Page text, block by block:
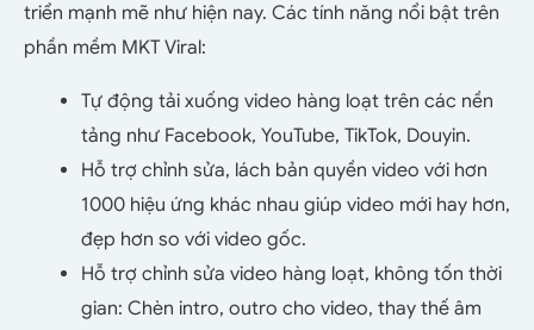
triển mạnh mẽ như hiện nay. Các tính năng nổi bật trên
phần mềm MKT Viral:
Tự động tải xuống video hàng loạt trên các nền
tảng như Facebook, YouTube, TikTok, Douyin.
Hỗ trợ chỉnh sửa, lách bản quyền video với hơn
1000 hiệu ứng khác nhau giúp video mới hay hơn,
đẹp hơn so với video gốc.
Hỗ trợ chỉnh sửa video hàng loạt, không tốn thời
gian: Chèn intro, outro cho video, thay thế âm